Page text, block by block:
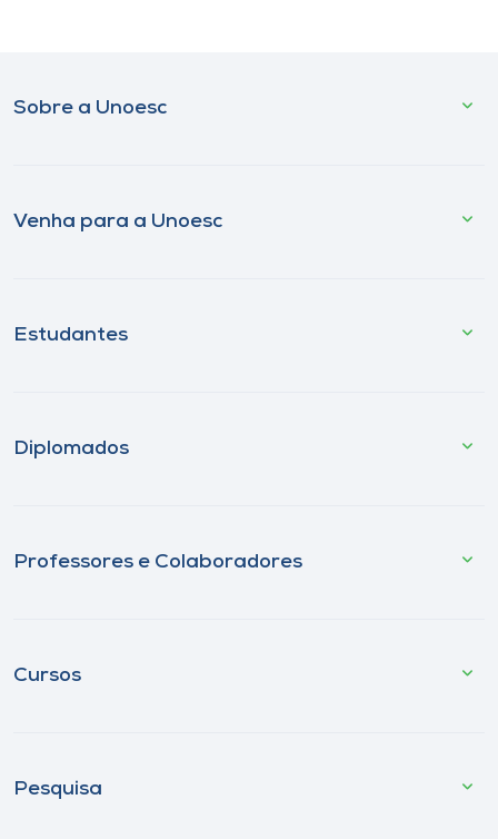
Sobre a Unoesc
Venha para a Unoesc
Estudantes
Diplomados
Professores e Colaboradores
Cursos
Pesquisa